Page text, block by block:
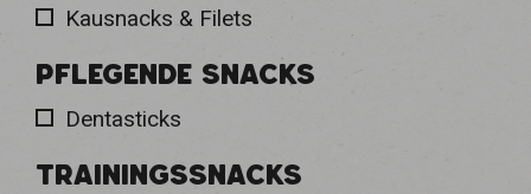
Kausnacks & Filets
PFLEGENDE SNACKS
Dentasticks
TRAININGSSNACKS